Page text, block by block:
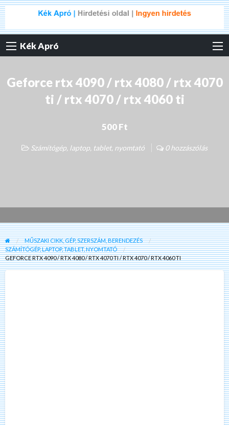
Kék Apró
Geforce rtx 4090 / rtx 4080 / rtx 4070
ti / rtx 4070 / rtx 4060 ti
500 Ft
Számítógép, laptop, tablet, nyomtató 0 hozzászólás
MŰSZAKI CIKK, GÉP, SZERSZÁM, BERENDEZÉS
SZÁMÍTÓGÉP, LAPTOP, TABLET, NYOMTATÓ
GEFORCE RTX 4090 / RTX 4080 / RTX 4070 TI / RTX 4070 / RTX 4060 TI